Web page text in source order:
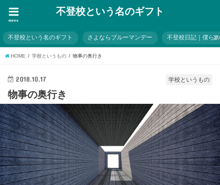
不登校という名のギフト
menu
不登校という名のギフト さよならブルーマンデー 不登校日記｜僕ら
HOME 学校というもの 物事の奥行き
学校というもの
2018.10.17
物事の奥行き